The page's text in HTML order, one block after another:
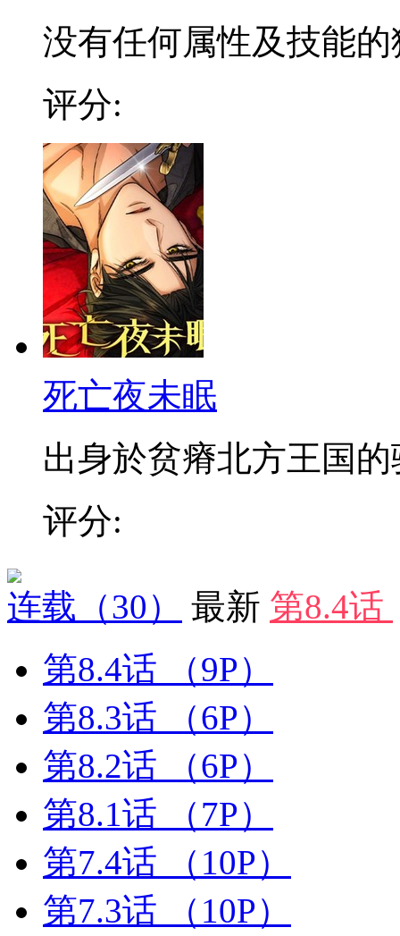
没有任何属性及技能的
评分:
死亡夜未眠
出身於贫瘠北方王国的
评分:
连载 （30） 最新 第8.4话
第8.4话
（9P）
第8.3话
（6P）
第8.2话
（6P）
第8.1话
（7P）
第7.4话
（10P）
第7.3话
（10P）